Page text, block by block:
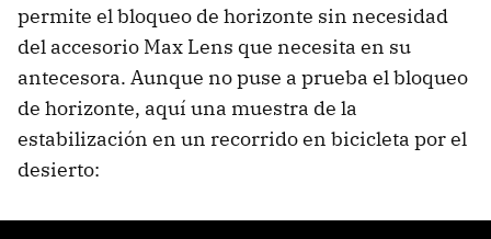
permite el bloqueo de horizonte sin necesidad
del accesorio Max Lens que necesita en su
antecesora. Aunque no puse a prueba el bloqueo
de horizonte, aquí una muestra de la
estabilización en un recorrido en bicicleta por el
desierto: